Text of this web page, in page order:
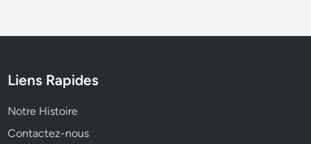
Liens Rapides
Notre Histoire
Contactez-nous